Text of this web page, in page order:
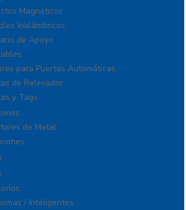
Magnéticos
Inalámbricos
de Apoyo
para Puertas Automáticas
de Relevador
y Tags
De Metal
de Metal
Rondas Para Vigilantes
/ Inteligentes